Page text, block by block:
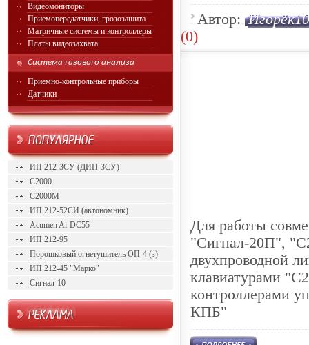
Видеомониторы
Приемопередатчики, грозозащита
Матричные системы и контроллеры
Платы видеозахвата
Система газового анализа
Приемно-контрольные приборы
Датчики
ИП 212-3СУ (ДИП-3СУ)
С2000
С2000М
ИП 212-52СИ (автономник)
Acumen Ai-DC55
ИП 212-95
Порошковый огнетушитель ОП-4 (з)
ИП 212-45 "Марко"
Сигнал-10
Автор:
(0)
Для работы
"Сигнал-20П",
двухпроводной
клавиатурами
контроллерами
КПБ"